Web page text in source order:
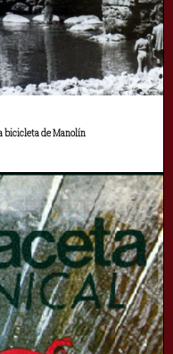
bicicleta de Manolín